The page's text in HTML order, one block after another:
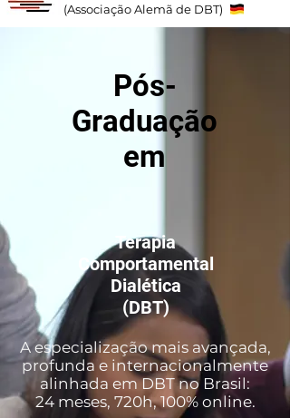
(Associação Alemã de DBT)
Pós-
Graduação
em
Terapia
Comportamental
Dialética
(DBT)
A especialização mais avançada,
profunda e internacionalmente
alinhada em DBT no Brasil:
24 meses, 720h, 100% online.